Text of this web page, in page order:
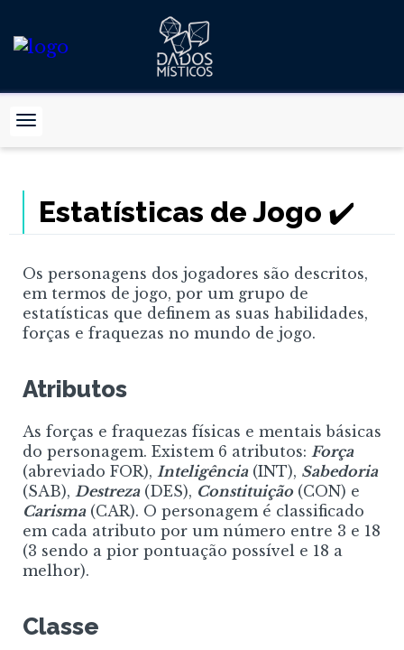
Estatísticas de Jogo ✔️
Os personagens dos jogadores são descritos,
em termos de jogo, por um grupo de
estatísticas que definem as suas habilidades,
forças e fraquezas no mundo de jogo.
Atributos
As forças e fraquezas físicas e mentais básicas
do personagem. Existem 6 atributos: Força
(abreviado FOR), Inteligência(INT), Sabedoria
(SAB), Destreza(DES), Constituição(CON) e
Carisma(CAR). O personagem é classificado
em cada atributo por um número entre 3 e 18
(3 sendo a pior pontuação possível e 18 a
melhor).
Classe